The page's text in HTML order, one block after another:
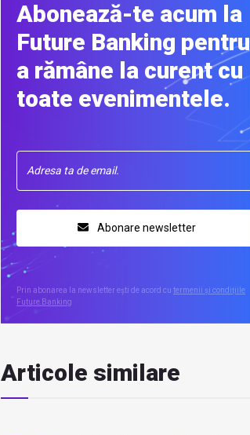
Abonează-te acum la
Future Banking pentru
a rămâne la curent cu
toate evenimentele.
Abonare newsletter
Prin abonarea la newsletter ești de acord cu termenii și condițiile
Future Banking
Articole similare